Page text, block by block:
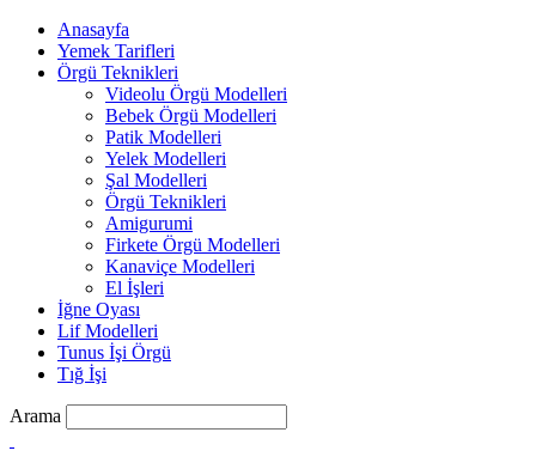
Anasayfa
Yemek Tarifleri
Örgü Teknikleri
Videolu Örgü Modelleri
Bebek Örgü Modelleri
Patik Modelleri
Yelek Modelleri
Şal Modelleri
Örgü Teknikleri
Amigurumi
Firkete Örgü Modelleri
Kanaviçe Modelleri
El İşleri
İğne Oyası
Lif Modelleri
Tunus İşi Örgü
Tığ İşi
Arama